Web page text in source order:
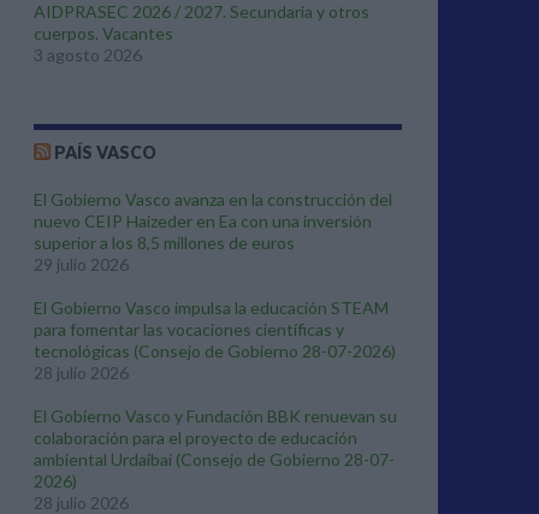
AIDPRASEC 2026 / 2027. Secundaria y otros
cuerpos. Vacantes
3 agosto 2026
PAÍS VASCO
El Gobierno Vasco avanza en la construcción del
nuevo CEIP Haizeder en Ea con una inversión
superior a los 8,5 millones de euros
29 julio 2026
El Gobierno Vasco impulsa la educación STEAM
para fomentar las vocaciones científicas y
tecnológicas (Consejo de Gobierno 28-07-2026)
28 julio 2026
El Gobierno Vasco y Fundación BBK renuevan su
colaboración para el proyecto de educación
ambiental Urdaibai (Consejo de Gobierno 28-07-
2026)
28 julio 2026